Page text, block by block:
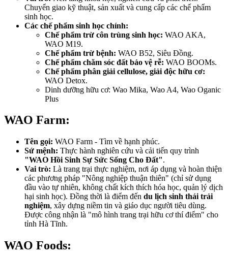
Chuyển giao kỹ thuật, sản xuất và cung cấp các chế phẩm
sinh học.
Các chế phẩm sinh học chính:
Chế phẩm trừ côn trùng sinh học: WAO AKA,
WAO M19.
Chế phẩm trừ bệnh: WAO B52, Siêu Đồng.
Chế phẩm chăm sóc đất bảo vệ rễ: WAO BOOMs.
Chế phẩm phân giải cellulose, giải độc hữu cơ:
WAO Detox.
Dinh dưỡng hữu cơ: Wao Mika, Wao A4, Wao Oganic
Plus
WAO Farm:
Tên gọi: WAO Farm - Tìm về hạnh phúc.
Sứ mệnh: Thực hành nghiên cứu và cải tiến quy trình
"WAO Hồi Sinh Sự Sức Sống Cho Đất".
Vai trò: Là trang trại thực nghiệm, nơi áp dụng và hoàn thiện
các phương pháp "Nông nghiệp thuận thiên" (chỉ sử dụng
đầu vào tự nhiên, không chất kích thích hóa học, quản lý dịch
hại sinh học). Đồng thời là điểm đến du lịch sinh thái trải
nghiệm, xây dựng niềm tin và giáo dục người tiêu dùng.
Được công nhận là "mô hình trang trại hữu cơ thí điểm" cho
tỉnh Hà Tĩnh.
WAO Foods: